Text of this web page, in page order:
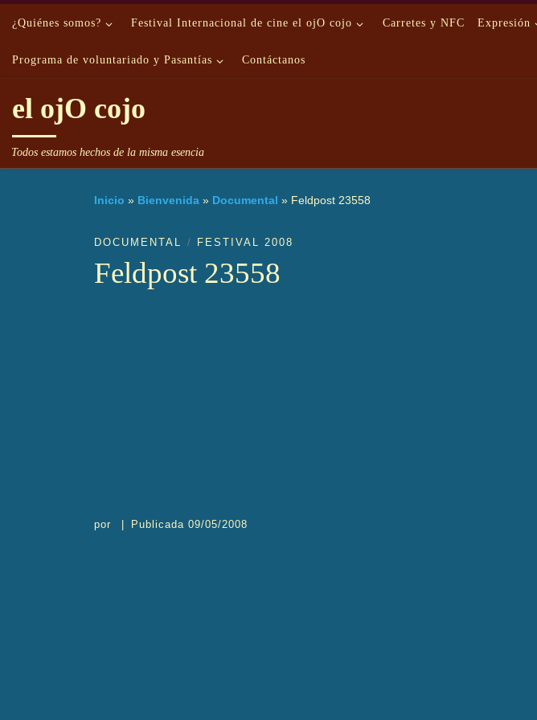
Saltar al contenido
¿Quiénes somos? Festival Internacional de cine el ojO cojo Carretes y NFC Expresión
Programa de voluntariado y Pasantías Contáctanos
el ojO cojo
Todos estamos hechos de la misma esencia
Inicio » Bienvenida » Documental » Feldpost 23558
DOCUMENTAL FESTIVAL 2008
Feldpost 23558
por Publicada 09/05/2008